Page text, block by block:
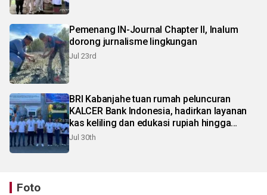
Pemenang IN-Journal Chapter II, Inalum
dorong jurnalisme lingkungan
Jul 23rd
BRI Kabanjahe tuan rumah peluncuran
KALCER Bank Indonesia, hadirkan layanan
kas keliling dan edukasi rupiah hingga
pelosok Karo
Jul 30th
Foto